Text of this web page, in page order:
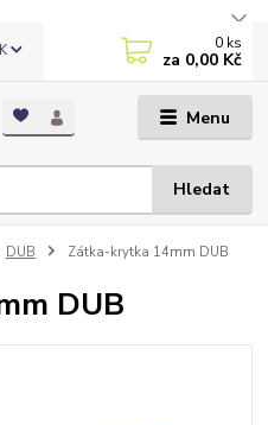
Menu
Hledat
0 ks
za 0,00 Kč
DUB Zátka-krytka 14mm DUB
DUB